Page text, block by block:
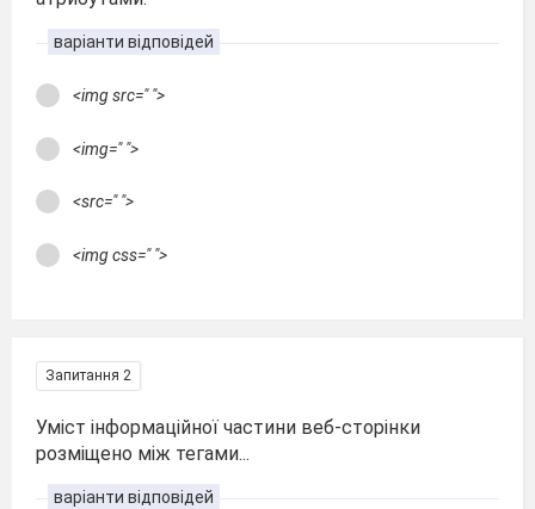
варіанти відповідей
<img src=" ">
<img=" ">
<src=" ">
<img css=" ">
Запитання 2
Уміст інформаційної частини веб-сторінки
розміщено між тегами...
варіанти відповідей